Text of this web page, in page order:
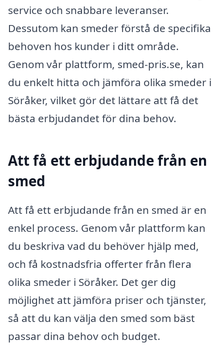
service och snabbare leveranser.
Dessutom kan smeder förstå de specifika
behoven hos kunder i ditt område.
Genom vår plattform, smed-pris.se, kan
du enkelt hitta och jämföra olika smeder i
Söråker, vilket gör det lättare att få det
bästa erbjudandet för dina behov.
Att få ett erbjudande från en
smed
Att få ett erbjudande från en smed är en
enkel process. Genom vår plattform kan
du beskriva vad du behöver hjälp med,
och få kostnadsfria offerter från flera
olika smeder i Söråker. Det ger dig
möjlighet att jämföra priser och tjänster,
så att du kan välja den smed som bäst
passar dina behov och budget.